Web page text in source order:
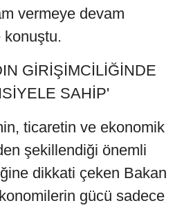
vermeye devam
konuştu.
GİRİŞİMCİLİĞİNDE
SAHİP'
ticaretin ve ekonomik
şekillendiği önemli
dikkati çeken Bakan
gücü sadece